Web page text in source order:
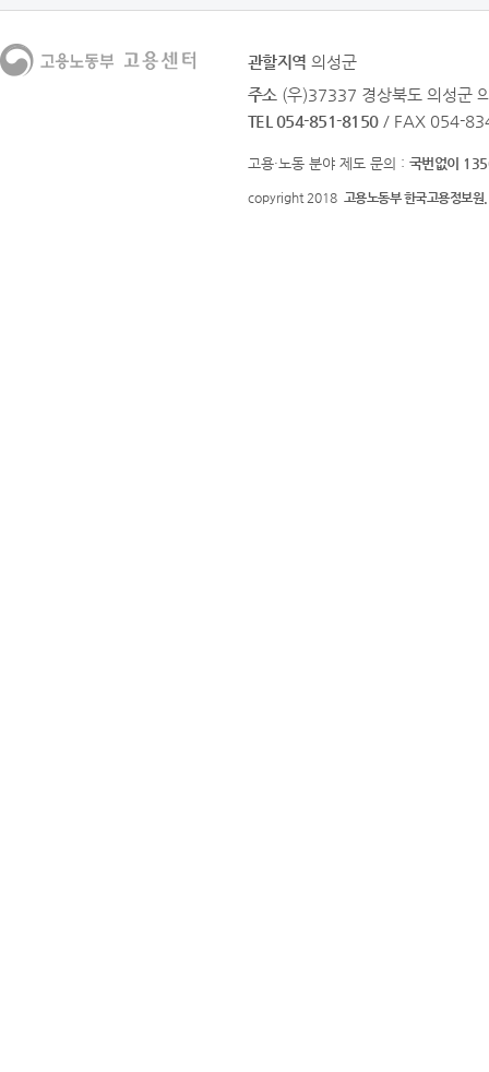
관할지역 의성군
주소 (우)37337 경상북도 의성군
TEL 054-851-8150 / FAX 054-
고용·노동 분야 제도 문의 : 국번없이
copyright 2018 고용노동부 한국고용정보원.